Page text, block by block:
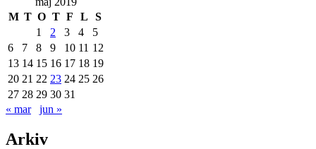
M T O T F L
S
1
2 3 4
5
6
7 8 9 10 11 12
13 14 15 16 17 18 19
20 21 22 23 24 25 26
27 28 29 30 31
« mar
jun »
Arkiv